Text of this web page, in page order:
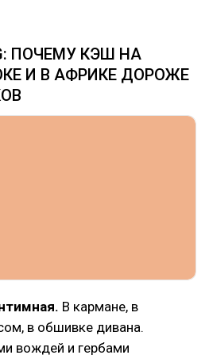
ПОЧЕМУ КЭШ НА
И В АФРИКЕ ДОРОЖЕ
В кармане, в
в обшивке дивана.
вождей и гербами